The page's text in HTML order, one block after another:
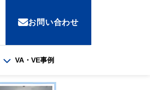
お問い合わせ
VA・VE事例